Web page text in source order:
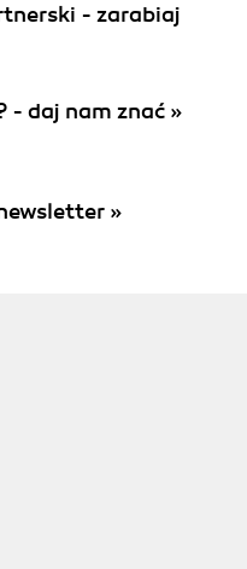
- zarabiaj
- daj nam znać »
»